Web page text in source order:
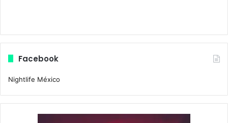
Facebook
Nightlife México